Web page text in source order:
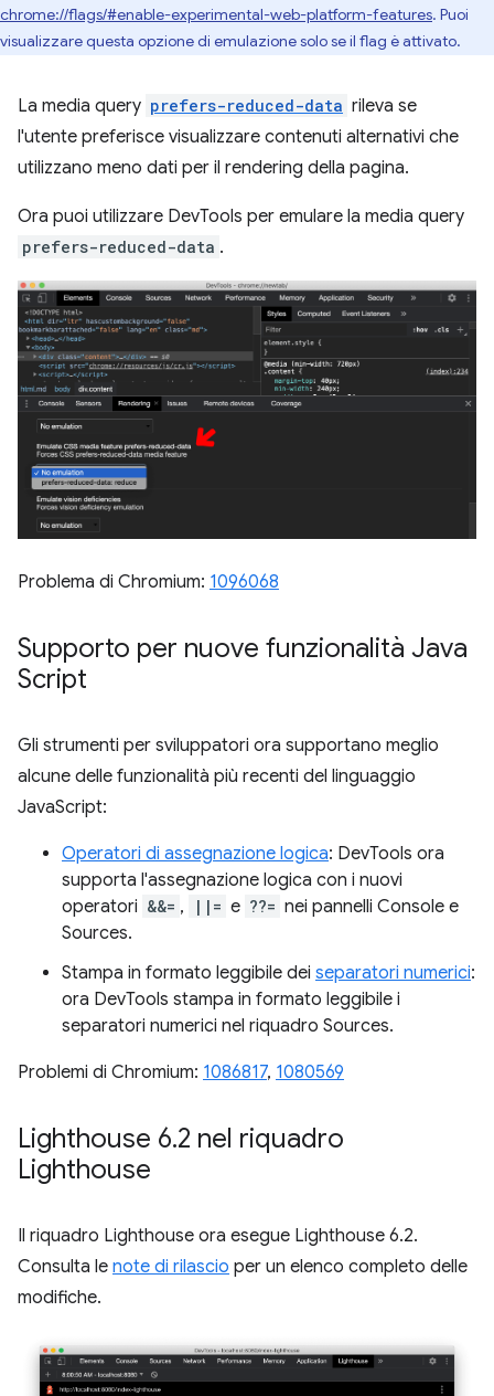
chrome://flags/#enable-experimental-web-platform-features. Puoi
visualizzare questa opzione di emulazione solo se il flag è attivato.
La media query prefers-reduced-data rileva se
l'utente preferisce visualizzare contenuti alternativi che
utilizzano meno dati per il rendering della pagina.
Ora puoi utilizzare DevTools per emulare la media query
prefers-reduced-data .
Problema di Chromium: 1096068
Supporto per nuove funzionalità Java
Script
Gli strumenti per sviluppatori ora supportano meglio
alcune delle funzionalità più recenti del linguaggio
JavaScript:
Operatori di assegnazione logica: DevTools ora
supporta l'assegnazione logica con i nuovi
operatori &&= , ||= e ??= nei pannelli Console e
Sources.
Stampa in formato leggibile dei separatori numerici:
ora DevTools stampa in formato leggibile i
separatori numerici nel riquadro Sources.
Problemi di Chromium: 1086817, 1080569
Lighthouse 6.2 nel riquadro
Lighthouse
Il riquadro Lighthouse ora esegue Lighthouse 6.2.
Consulta le note di rilascio per un elenco completo delle
modifiche.